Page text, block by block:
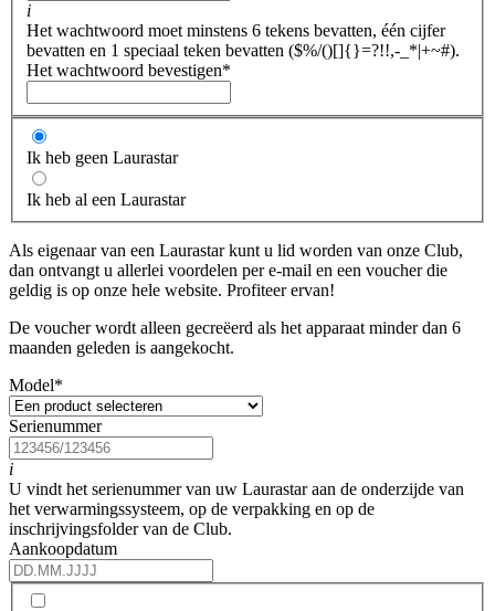
i
Het wachtwoord moet minstens 6 tekens bevatten, één cijfer
bevatten en 1 speciaal teken bevatten ($%/()[]{}=?!!,-_*|+~#).
Het wachtwoord bevestigen*
Ik heb geen Laurastar
Ik heb al een Laurastar
Als eigenaar van een Laurastar kunt u lid worden van onze Club,
dan ontvangt u allerlei voordelen per e-mail en een voucher die
geldig is op onze hele website. Profiteer ervan!
De voucher wordt alleen gecreëerd als het apparaat minder dan 6
maanden geleden is aangekocht.
Model*
Serienummer
i
U vindt het serienummer van uw Laurastar aan de onderzijde van
het verwarmingssysteem, op de verpakking en op de
inschrijvingsfolder van de Club.
Aankoopdatum